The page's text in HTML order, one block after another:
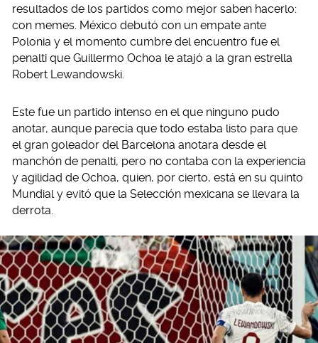
resultados de los partidos como mejor saben hacerlo:
con memes. México debutó con un empate ante
Polonia y el momento cumbre del encuentro fue el
penalti que Guillermo Ochoa le atajó a la gran estrella
Robert Lewandowski.
Este fue un partido intenso en el que ninguno pudo
anotar, aunque parecía que todo estaba listo para que
el gran goleador del Barcelona anotara desde el
manchón de penalti, pero no contaba con la experiencia
y agilidad de Ochoa, quien, por cierto, está en su quinto
Mundial y evitó que la Selección mexicana se llevara la
derrota.